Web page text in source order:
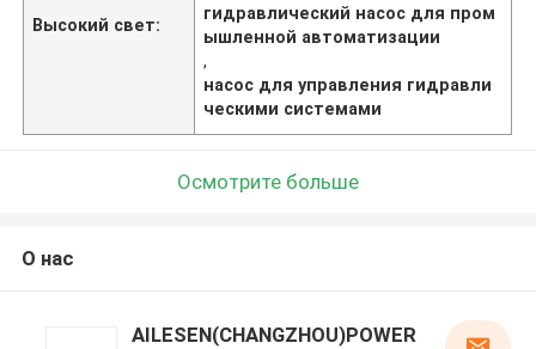
Высокий свет:
гидравлический насос для пром
ышленной автоматизации
,
насос для управления гидравли
ческими системами
Осмотрите больше
О нас
AILESEN(CHANGZHOU)POWER